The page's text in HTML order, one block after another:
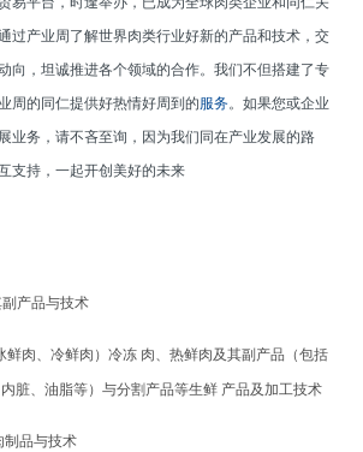
过产业周了解世界肉类行业好新的产品和技术，交
向，坦诚推进各个领域的合作。我们不但搭建了专
周的同仁提供好热情好周到的服务。如果您或企业
业务，请不吝至询，因为我们同在产业发展的路
支持，一起开创美好的未来
产品与技术
鲜肉、冷鲜肉）冷冻 肉、热鲜肉及其副产品（包括
脏、油脂等）与分割产品等生鲜 产品及加工技术
制品与技术